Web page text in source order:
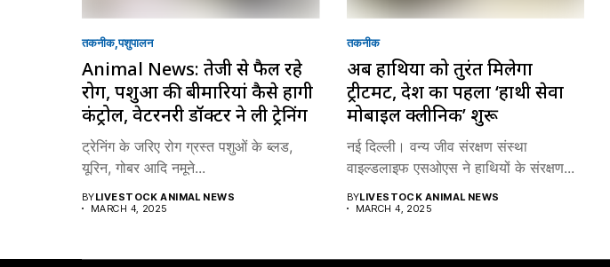
तकनीक पशुपालन
Animal News: तेजी से फैल रहे
रोग, पशुओं की बीमारियां कैसे होंगी
कंट्रोल, वेटरनरी डॉक्टर ने ली ट्रेनिंग
ट्रेनिंग के जरिए रोग ग्रस्त पशुओं के ब्लड,
यूरिन, गोबर आदि नमूने...
BYLIVESTOCK ANIMAL NEWS
MARCH 4, 2025
तकनीक
अब हाथियों को तुरंत मिलेगा
ट्रीटमेंट, देश का पहला ‘हाथी सेवा
मोबाइल क्लीनिक’ शुरू
नई दिल्ली। वन्य जीव संरक्षण संस्था
वाइल्डलाइफ एसओएस ने हाथियों के संरक्षण...
BYLIVESTOCK ANIMAL NEWS
MARCH 4, 2025